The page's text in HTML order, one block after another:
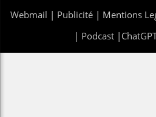
Webmail | Publicité | Mentions
| Podcast|